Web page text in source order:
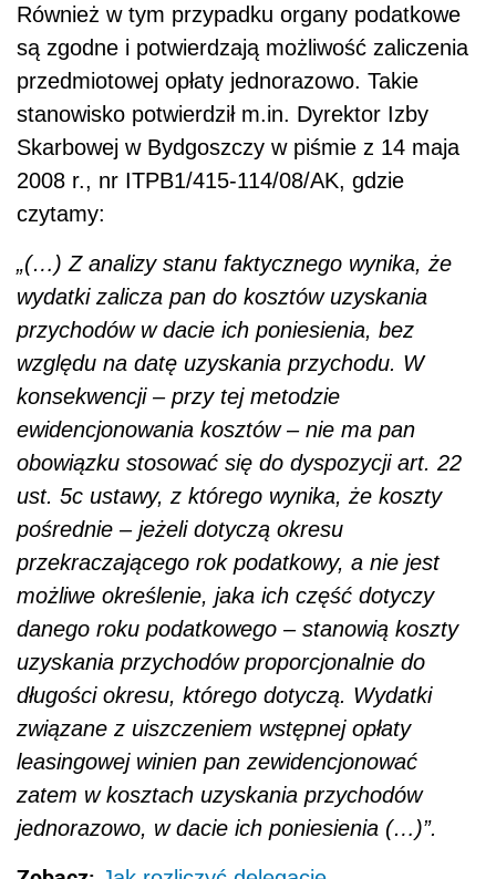
Również w tym przypadku organy podatkowe
są zgodne i potwierdzają możliwość zaliczenia
przedmiotowej opłaty jednorazowo. Takie
stanowisko potwierdził m.in. Dyrektor Izby
Skarbowej w Bydgoszczy w piśmie z 14 maja
2008 r., nr ITPB1/415-114/08/AK, gdzie
czytamy:
„(…) Z analizy stanu faktycznego wynika, że
wydatki zalicza pan do kosztów uzyskania
przychodów w dacie ich poniesienia, bez
względu na datę uzyskania przychodu. W
konsekwencji – przy tej metodzie
ewidencjonowania kosztów – nie ma pan
obowiązku stosować się do dyspozycji art. 22
ust. 5c ustawy, z którego wynika, że koszty
pośrednie – jeżeli dotyczą okresu
przekraczającego rok podatkowy, a nie jest
możliwe określenie, jaka ich część dotyczy
danego roku podatkowego – stanowią koszty
uzyskania przychodów proporcjonalnie do
długości okresu, którego dotyczą. Wydatki
związane z uiszczeniem wstępnej opłaty
leasingowej winien pan zewidencjonować
zatem w kosztach uzyskania przychodów
jednorazowo, w dacie ich poniesienia (…)”.